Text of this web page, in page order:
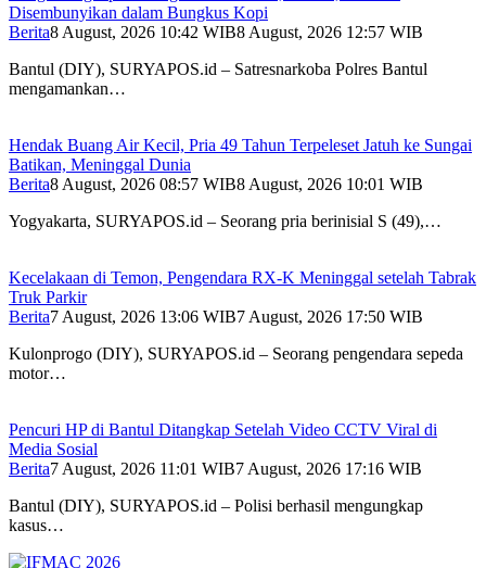
Disembunyikan dalam Bungkus Kopi
Berita8 August, 2026 10:42 WIB8 August, 2026 12:57 WIB
Bantul (DIY), SURYAPOS.id – Satresnarkoba Polres Bantul
mengamankan…
Hendak Buang Air Kecil, Pria 49 Tahun Terpeleset Jatuh ke Sungai
Batikan, Meninggal Dunia
Berita8 August, 2026 08:57 WIB8 August, 2026 10:01 WIB
Yogyakarta, SURYAPOS.id – Seorang pria berinisial S (49),…
Kecelakaan di Temon, Pengendara RX-K Meninggal setelah Tabrak
Truk Parkir
Berita7 August, 2026 13:06 WIB7 August, 2026 17:50 WIB
Kulonprogo (DIY), SURYAPOS.id – Seorang pengendara sepeda
motor…
Pencuri HP di Bantul Ditangkap Setelah Video CCTV Viral di
Media Sosial
Berita7 August, 2026 11:01 WIB7 August, 2026 17:16 WIB
Bantul (DIY), SURYAPOS.id – Polisi berhasil mengungkap
kasus…